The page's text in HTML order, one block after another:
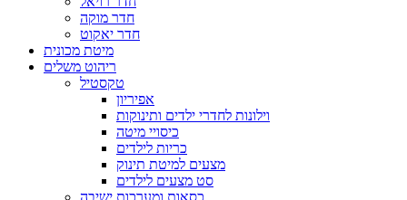
חדר מוקה
חדר יאקוט
מיטת מכונית
ריהוט משלים
טקסטיל
אפיריון
וילונות לחדרי ילדים ותינוקות
כיסויי מיטה
כריות לילדים
מצעים למיטת תינוק
סט מצעים לילדים
כסאות ומערכות ישיבה